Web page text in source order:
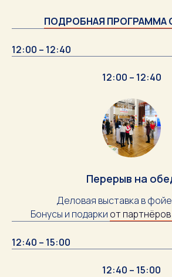
ПОДРОБНАЯ ПРОГРАММА
12:00 – 12:40
12:00 – 12:40
Перерыв на
Деловая выставка в
Бонусы и подарки от
12:40 – 15:00
12:40 – 15:00